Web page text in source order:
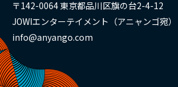
〒142-0064 東京都品川区旗の台2-4-12
JOWIエンターテイメント（アニャンゴ宛）
info@anyango.com